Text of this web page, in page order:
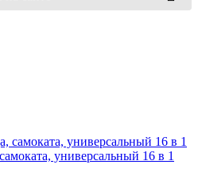
универсальный 16 в 1